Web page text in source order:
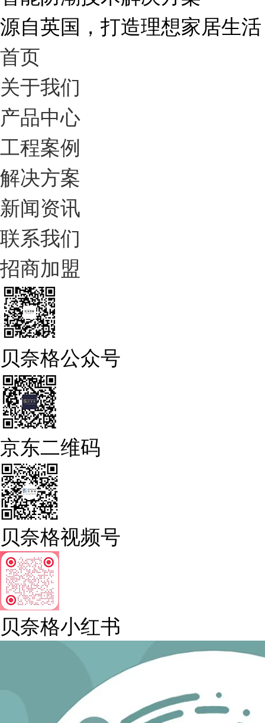
源自英国，打造理想家居生活
首页
关于我们
产品中心
工程案例
解决方案
新闻资讯
联系我们
招商加盟
贝奈格公众号
京东二维码
贝奈格视频号
贝奈格小红书